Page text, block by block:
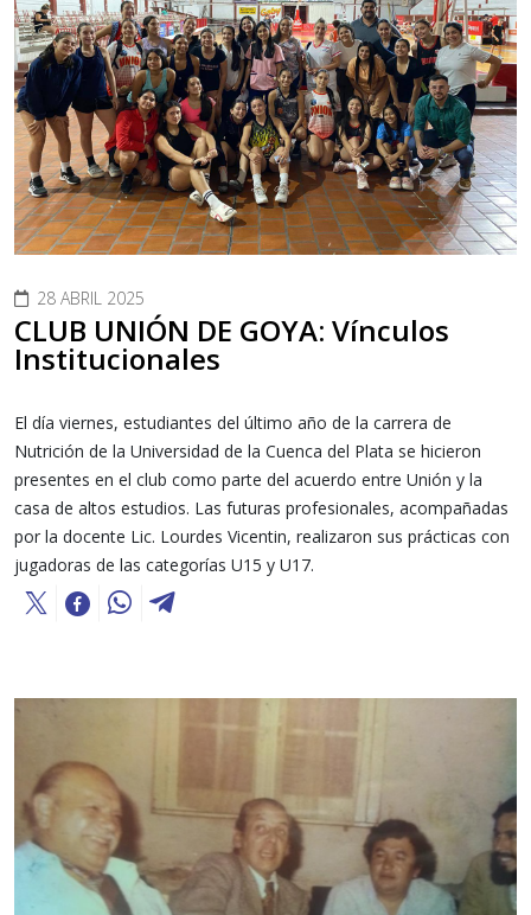
28 ABRIL 2025
CLUB UNIÓN DE GOYA: Vínculos
Institucionales
El día viernes, estudiantes del último año de la carrera de
Nutrición de la Universidad de la Cuenca del Plata se hicieron
presentes en el club como parte del acuerdo entre Unión y la
casa de altos estudios. Las futuras profesionales, acompañadas
por la docente Lic. Lourdes Vicentin, realizaron sus prácticas con
jugadoras de las categorías U15 y U17.